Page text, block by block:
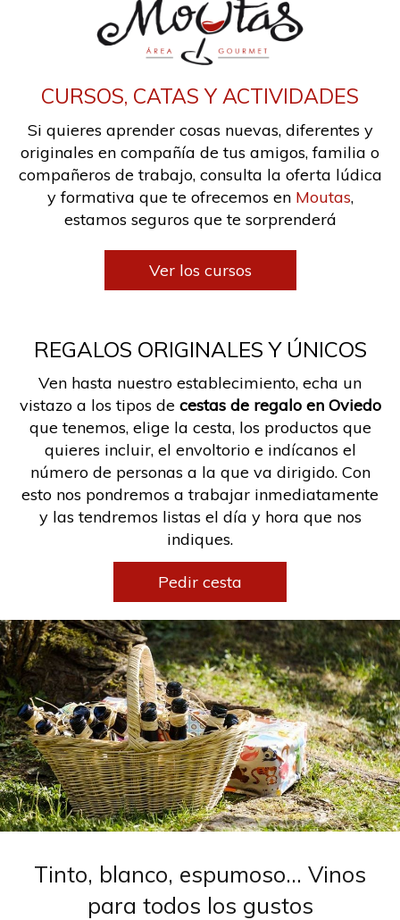
CURSOS, CATAS Y ACTIVIDADES
Si quieres aprender cosas nuevas, diferentes y
originales en compañía de tus amigos, familia o
compañeros de trabajo, consulta la oferta lúdica
y formativa que te ofrecemos en Moutas,
estamos seguros que te sorprenderá
Ver los cursos
REGALOS ORIGINALES Y ÚNICOS
Ven hasta nuestro establecimiento, echa un
vistazo a los tipos de cestas de regalo en Oviedo
que tenemos, elige la cesta, los productos que
quieres incluir, el envoltorio e indícanos el
número de personas a la que va dirigido. Con
esto nos pondremos a trabajar inmediatamente
y las tendremos listas el día y hora que nos
indiques.
Pedir cesta
Tinto, blanco, espumoso… Vinos
para todos los gustos